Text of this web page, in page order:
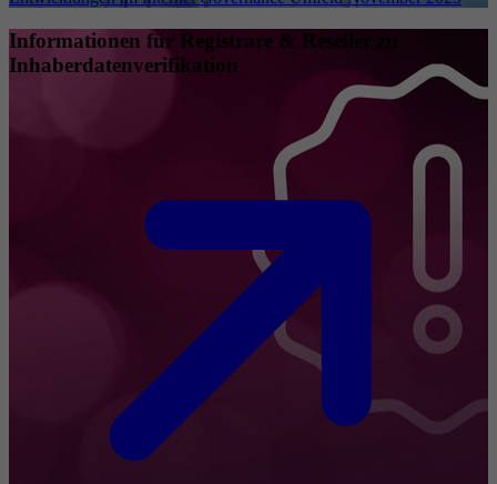
Informationen für Registrare & Reseller zu
Inhaberdatenverifikation